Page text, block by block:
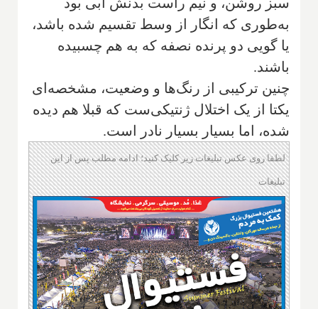
به‌طوری که انگار از وسط تقسیم شده باشد،
یا گویی دو پرنده نصفه که به هم چسبیده
باشند.
چنین ترکیبی از رنگ‌ها و وضعیت، مشخصه‌ای
یکتا از یک اختلال ژنتیکی‌ست که قبلا هم دیده
شده، اما بسیار بسیار نادر است.
لطفا روی عکس تبلیغات زیر کلیک کنید؛ ادامه مطلب پس از این
تبلیغات